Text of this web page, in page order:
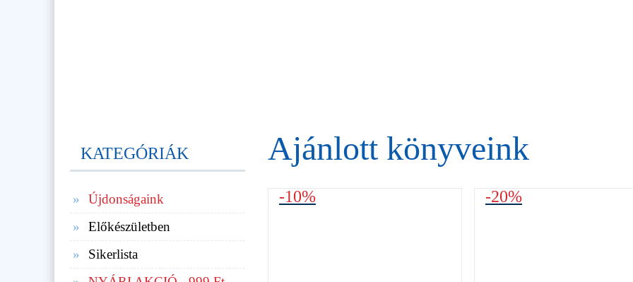
Ajánlott könyveink
-10% -20%
KATEGÓRIÁK
Újdonságaink
Előkészületben
Sikerlista